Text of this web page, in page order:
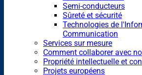
Semi-conducteurs
Sûreté et sécurité
Technologies de
Communication
Services sur mesure
Comment collaborer avec
Propriété intellectuelle et
Projets européens